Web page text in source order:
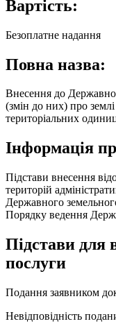
Вартість:
Безоплатне надання
Повна назва:
Внесення до
(змін до них) про
територіальних
Інформація
Підстави внесення
територій
Державного
Порядку ведення
Підстави для
послуги
Подання заявником
Невідповідність